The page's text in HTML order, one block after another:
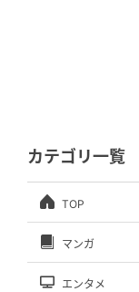
カテゴリ一覧
TOP
マンガ
エンタメ